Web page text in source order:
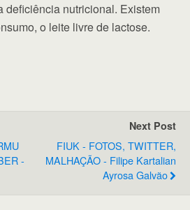
deficiência nutricional. Existem
o leite livre de lactose.
-
Next Post
FIUK - FOTOS, TWITTER,
MALHAÇÃO - Filipe Kartalian
Ayrosa Galvão